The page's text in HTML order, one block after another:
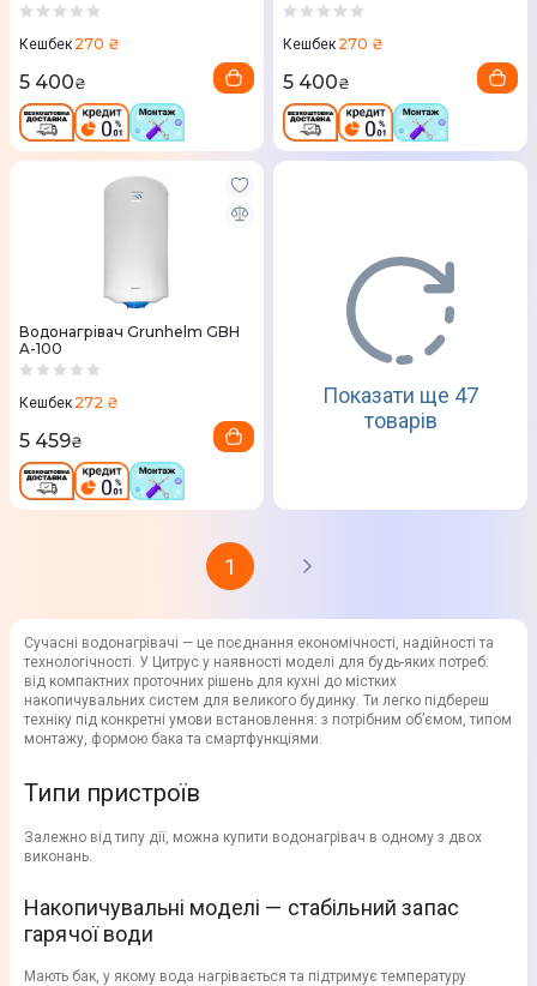
Кешбек 270 ₴
5 400₴
Кешбек 270 ₴
5 400₴
Водонагрівач Grunhelm GBH
A-100
Кешбек 272 ₴
5 459₴
Показати ще 47
товарів
1
Сучасні водонагрівачі — це поєднання економічності, надійності та
технологічності. У Цитрус у наявності моделі для будь-яких потреб:
від компактних проточних рішень для кухні до містких
накопичувальних систем для великого будинку. Ти легко підбереш
техніку під конкретні умови встановлення: з потрібним об’ємом, типом
монтажу, формою бака та смартфункціями.
Типи пристроїв
Залежно від типу дії, можна купити водонагрівач в одному з двох
виконань.
Накопичувальні моделі — стабільний запас
гарячої води
Мають бак, у якому вода нагрівається та підтримує температуру